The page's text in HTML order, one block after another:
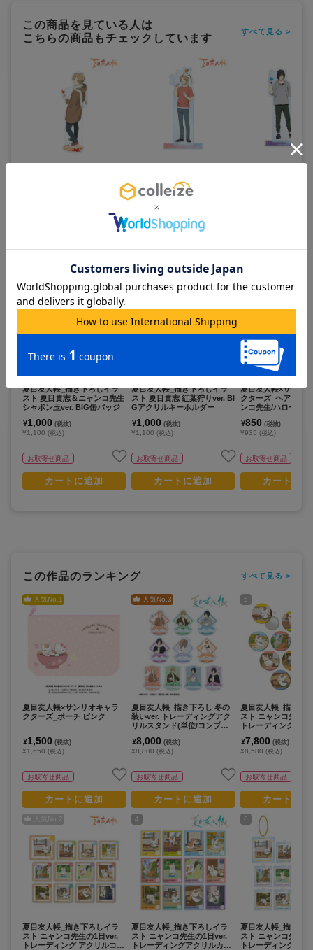
この商品を見ている人は
こちらの商品もチェックしています
すべて見る >
夏目友人帳_描き下ろしイラ
スト 夏目貴志＆ニャンコ先生
シャボン玉ver. BIG缶バッジ
¥1,000 (税抜)
¥1,100 (税込)
お取寄せ商品
カートに追加
シャボン玉ver. BIGアクリル
スタンド
1,800
夏目友人帳_描き下ろしイラ
スト 夏目貴志 紅葉狩りver. BI
Gアクリルキーホルダー
¥1,000 (税抜)
¥1,100 (税込)
お取寄せ商品
カートに追加
夏目友人帳×サンリ
クターズ_ヘアクリ
ンコ先生/ハローキテ
¥850 (税抜)
¥935 (税込)
お取寄せ商品
カートに
この作品のランキング すべて見る >
人気No.1
夏目友人帳×サンリオキャラ
クターズ_ポーチ ピンク
¥1,500 (税抜)
¥1,650 (税込)
お取寄せ商品
カートに追加
人気No. 2
夏目友人帳_描き下ろしイラ
スト ニャンコ先生の1日ver.
トレーディング アクリルコー
人気No.3
夏目友人帳_描き下ろし 冬の
装いver. トレーディングアク
リルスタンド(単位/コンプリ
¥8,000 (税抜)
¥8,800 (税込)
お取寄せ商品
カートに追加
4
夏目友人帳_描き下ろしイラ
スト ニャンコ先生の1日ver.
トレーディングアクリルカー
5
夏目友人帳_描き下
スト ニャンコ先生
トレーディング缶ミ
12パック⼊り】
¥7,800 (税抜)
¥8,580 (税込)
お取寄せ商品
カートに
6
夏目友人帳_描き下
スト ニャンコ先生
トレーディングアク